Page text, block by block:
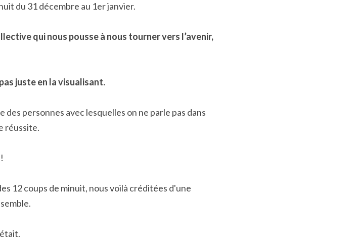
du 31 décembre au 1er janvier.
qui nous pousse à nous tourner vers l’avenir,
juste en la visualisant.
personnes avec lesquelles on ne parle pas dans
réussite.
12 coups de minuit, nous voilà créditées d'une